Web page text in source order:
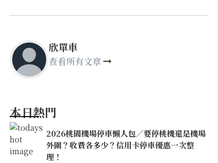
欣單車
查看所有文章
本日熱門
2026桃園機場停車懶人包／要停桃機還是機場
外圍？收費各多少？信用卡停車優惠一次整
理！